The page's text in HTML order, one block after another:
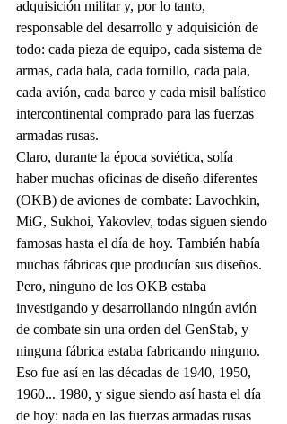
adquisición militar y, por lo tanto,
responsable del desarrollo y adquisición de
todo: cada pieza de equipo, cada sistema de
armas, cada bala, cada tornillo, cada pala,
cada avión, cada barco y cada misil balístico
intercontinental comprado para las fuerzas
armadas rusas.
Claro, durante la época soviética, solía
haber muchas oficinas de diseño diferentes
(OKB) de aviones de combate: Lavochkin,
MiG, Sukhoi, Yakovlev, todas siguen siendo
famosas hasta el día de hoy. También había
muchas fábricas que producían sus diseños.
Pero, ninguno de los OKB estaba
investigando y desarrollando ningún avión
de combate sin una orden del GenStab, y
ninguna fábrica estaba fabricando ninguno.
Eso fue así en las décadas de 1940, 1950,
1960... 1980, y sigue siendo así hasta el día
de hoy: nada en las fuerzas armadas rusas